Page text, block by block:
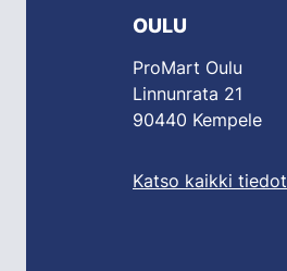
OULU
ProMart Oulu
Linnunrata 21
90440 Kempele
Katso kaikki tiedot